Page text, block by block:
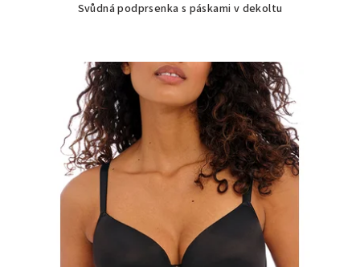
Svůdná podprsenka s páskami v dekoltu